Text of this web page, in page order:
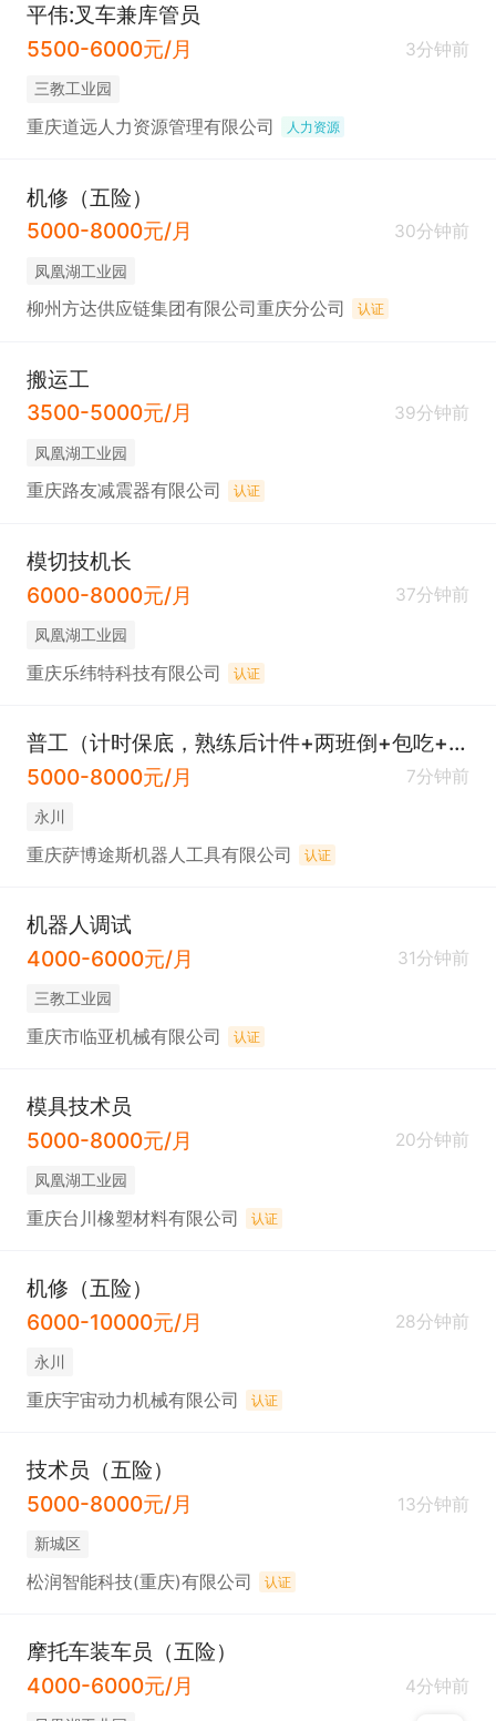
平伟:叉车兼库管员
5500-6000元/月
3分钟前
三教工业园
重庆道远人力资源管理有限公司 人力资源
机修（五险）
5000-8000元/月
30分钟前
凤凰湖工业园
柳州方达供应链集团有限公司重庆分公司 认证
搬运工
3500-5000元/月
39分钟前
凤凰湖工业园
重庆路友减震器有限公司 认证
模切技机长
6000-8000元/月
37分钟前
凤凰湖工业园
重庆乐纬特科技有限公司 认证
普工（计时保底，熟练后计件+两班倒+包吃+夜补）
5000-8000元/月
7分钟前
永川
重庆萨博途斯机器人工具有限公司 认证
机器人调试
4000-6000元/月
31分钟前
三教工业园
重庆市临亚机械有限公司 认证
模具技术员
5000-8000元/月
20分钟前
凤凰湖工业园
重庆台川橡塑材料有限公司 认证
机修（五险）
6000-10000元/月
28分钟前
永川
重庆宇宙动力机械有限公司 认证
技术员（五险）
5000-8000元/月
13分钟前
新城区
松润智能科技(重庆)有限公司 认证
摩托车装车员（五险）
4000-6000元/月
4分钟前